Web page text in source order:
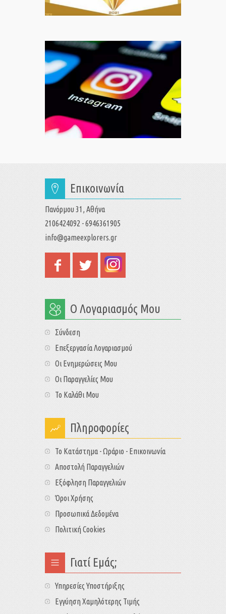
Επικοινωνία
Πανόρμου 31, Αθήνα
2106424092 - 6946361905
info@gameexplorers.gr
Ο Λογαριασμός Μου
Σύνδεση
Επεξεργασία Λογαριασμού
Οι Ενημερώσεις Μου
Οι Παραγγελίες Μου
Το Καλάθι Μου
Πληροφορίες
Το Κατάστημα - Ωράριο - Επικοινωνία
Αποστολή Παραγγελιών
Εξόφληση Παραγγελιών
Όροι Χρήσης
Προσωπικά Δεδομένα
Πολιτική Cookies
Γιατί Εμάς;
Υπηρεσίες Υποστήριξης
Εγγύηση Χαμηλότερης Τιμής